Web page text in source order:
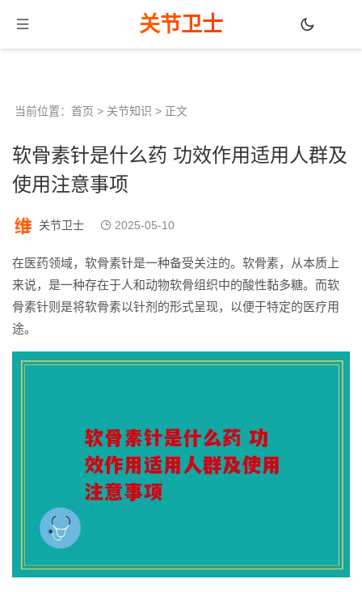
关节卫士
当前位置： 首页 > 关节知识 > 正文
软骨素针是什么药 功效作用适用人群及
使用注意事项
关节卫士 2025-05-10
在医药领域，软骨素针是一种备受关注的。软骨素，从本质上
来说，是一种存在于人和动物软骨组织中的酸性黏多糖。而软
骨素针则是将软骨素以针剂的形式呈现，以便于特定的医疗用
途。